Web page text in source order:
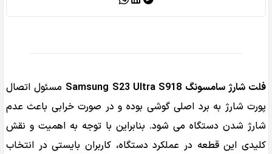
Samsung
Ultra
فلت شارژ سامسونگ Samsung S23 Ultra S918
مسئول اتصال
پورت شارژ به برد اصلی گوشی بوده و در صورت خرابی باعث عدم
شارژ شدن دستگاه می شود. بنابراین با توجه به اهمیت و نقش
کلیدی این قطعه در عملکرد دستگاه، کاربران بایستی در انتخاب